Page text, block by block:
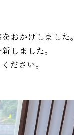
おかけしました。
しました。
ださい。